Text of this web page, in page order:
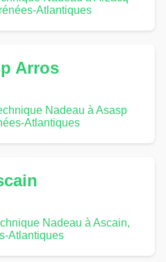
Atlantiques
Arros
Nadeau à Asasp
Atlantiques
Nadeau à Ascain,
Atlantiques